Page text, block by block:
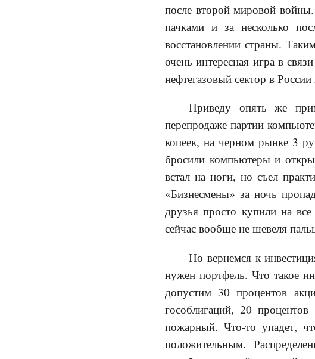
после второй мировой войны.
пачками и за несколько
восстановлении страны.
очень интересная игра в
нефтегазовый сектор в
Приведу опять же
перепродаже партии
копеек, на черном рынке 3
бросили компьютеры и
встал на ноги, но съел
«Бизнесмены» за ночь
друзья просто купили на
сейчас вообще не шевеля
Но вернемся к
нужен портфель. Что такое
допустим 30 процентов
гособлигаций, 20
пожарный. Что-то упадет,
положительным.